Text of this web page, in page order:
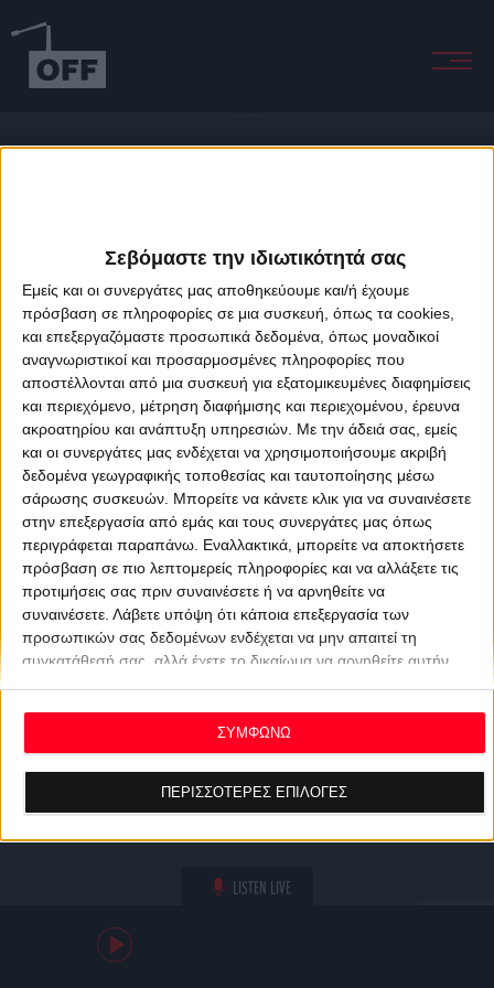
Σεβόμαστε την ιδιωτικότητά σας
Εμείς και οι συνεργάτες μας αποθηκεύουμε και/ή έχουμε
πρόσβαση σε πληροφορίες σε μια συσκευή, όπως τα cookies,
και επεξεργαζόμαστε προσωπικά δεδομένα, όπως μοναδικοί
αναγνωριστικοί και προσαρμοσμένες πληροφορίες που
αποστέλλονται από μια συσκευή για εξατομικευμένες διαφημίσεις
και περιεχόμενο, μέτρηση διαφήμισης και περιεχομένου, έρευνα
ακροατηρίου και ανάπτυξη υπηρεσιών. Με την άδειά σας, εμείς
και οι συνεργάτες μας ενδέχεται να χρησιμοποιήσουμε ακριβή
δεδομένα γεωγραφικής τοποθεσίας και ταυτοποίησης μέσω
σάρωσης συσκευών. Μπορείτε να κάνετε κλικ για να συναινέσετε
στην επεξεργασία από εμάς και τους συνεργάτες μας όπως
περιγράφεται παραπάνω. Εναλλακτικά, μπορείτε να αποκτήσετε
πρόσβαση σε πιο λεπτομερείς πληροφορίες και να αλλάξετε τις
προτιμήσεις σας πριν συναινέσετε ή να αρνηθείτε να
συναινέσετε. Λάβετε υπόψη ότι κάποια επεξεργασία των
προσωπικών σας δεδομένων ενδέχεται να μην απαιτεί τη
συγκατάθεσή σας, αλλά έχετε το δικαίωμα να αρνηθείτε αυτήν
ανακαλέσετε τη συγκατάθεσή σας ανά πάσα στιγμή
επιστρέφοντας σε αυτόν τον ιστότοπο και κάνοντας κλικ στο
κουμπί "Απορρήτου" στο κάτω μέρος της ιστοσελίδας.
ΠΕΡΙΣΣΟΤΕΡΕΣ ΕΠΙΛΟΓΕΣ
ΣΥΜΦΩΝΩ
LISTEN LIVE
About Offradio Business Class Terms & Conditions
Privacy Policy
Designed & developed byporcupine colors&Fotis Alexandrou